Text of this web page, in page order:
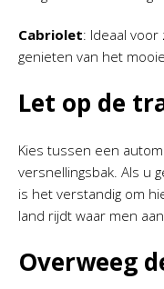
Cabriolet: Ideaal
genieten van het
Let op de
Kies tussen een
versnellingsbak. Als u
is het verstandig om
land rijdt waar men
Overweeg